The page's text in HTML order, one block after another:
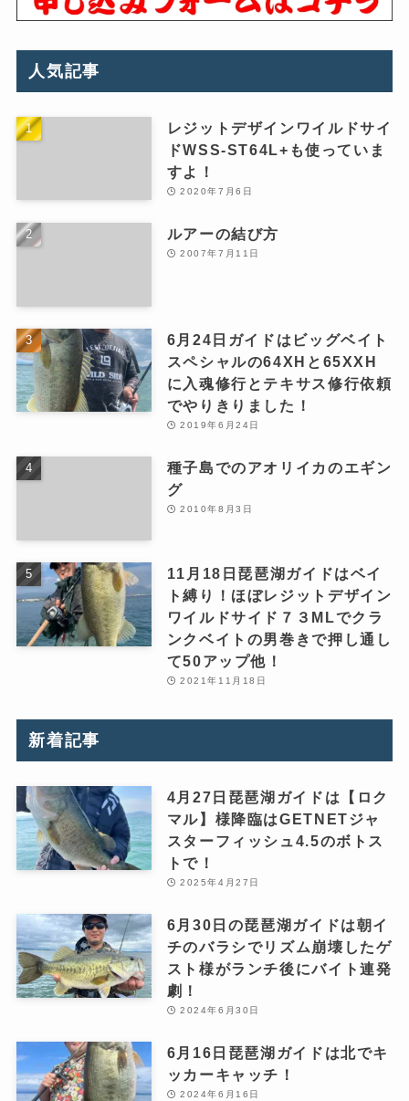
人気記事
レジットデザインワイルドサイ
ドWSS-ST64L+も使っていま
すよ！
2020年7月6日
ルアーの結び方
2007年7月11日
6月24日ガイドはビッグベイト
スペシャルの64XHと65XXH
に入魂修行とテキサス修行依頼
でやりきりました！
2019年6月24日
種子島でのアオリイカのエギン
グ
2010年8月3日
11月18日琵琶湖ガイドはベイ
ト縛り！ほぼレジットデザイン
ワイルドサイド７３MLでクラ
ンクベイトの男巻きで押し通し
て50アップ他！
2021年11月18日
新着記事
4月27日琵琶湖ガイドは【ロク
マル】様降臨はGETNETジャ
スターフィッシュ4.5のボトス
トで！
2025年4月27日
6月30日の琵琶湖ガイドは朝イ
チのバラシでリズム崩壊したゲ
スト様がランチ後にバイト連発
劇！
2024年6月30日
6月16日琵琶湖ガイドは北でキ
ッカーキャッチ！
2024年6月16日